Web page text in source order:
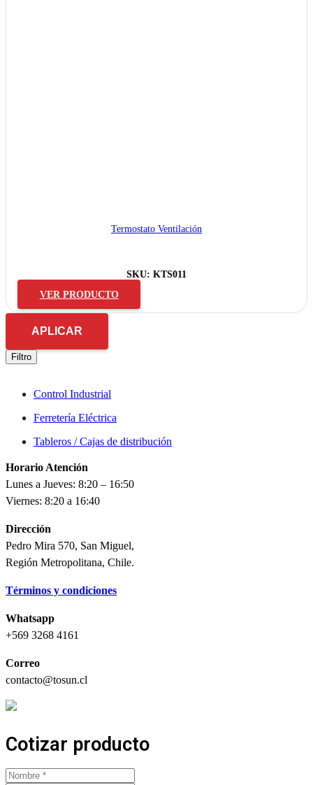
Termostato Ventilación
SKU: KTS011
VER PRODUCTO
APLICAR
Filtro
Control Industrial
Ferretería Eléctrica
Tableros / Cajas de distribución
Horario Atención
Lunes a Jueves: 8:20 – 16:50
Viernes: 8:20 a 16:40
Dirección
Pedro Mira 570, San Miguel,
Región Metropolitana, Chile.
Términos y condiciones
Whatsapp
+569 3268 4161
Correo
contacto@tosun.cl
Cotizar producto